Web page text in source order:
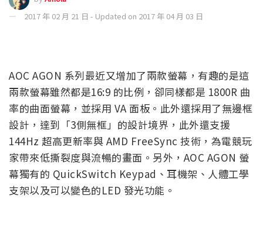
2017 年 02 月 21 日 - Updated on 2017 年 04 月 03 日
AOC AGON 系列最近又增加了兩款螢幕，有趣的是這
兩款螢幕雖然都是16:9 的比例，卻同樣都是 1800R 曲
率的曲面螢幕，並採用 VA 面板。此外還採用了無邊框
設計，達到「3側無框」的設計境界，此外還支援
144Hz 超高更新率與 AMD FreeSync 技術，為電競玩
家帶來低撕裂度與流暢的畫面。另外，AOC AGON 螢
幕獨有的 QuickSwitch Keypad、耳機架、人體工學
支架以及可以變色的LED 發光功能。